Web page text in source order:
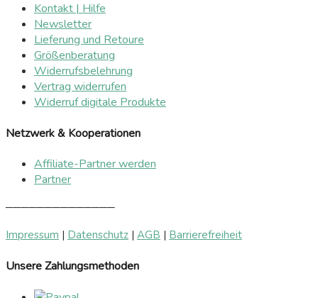
Kontakt | Hilfe
Newsletter
Lieferung und Retoure
Größenberatung
Widerrufsbelehrung
Vertrag widerrufen
Widerruf digitale Produkte
Netzwerk & Kooperationen
Affiliate-Partner werden
Partner
──────────────
Impressum | Datenschutz | AGB | Barrierefreiheit
Unsere Zahlungsmethoden